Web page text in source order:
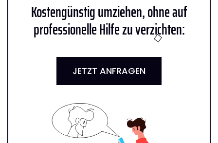
Kostengünstig umziehen, ohne auf
professionelle Hilfe zu verzichten:
JETZT ANFRAGEN